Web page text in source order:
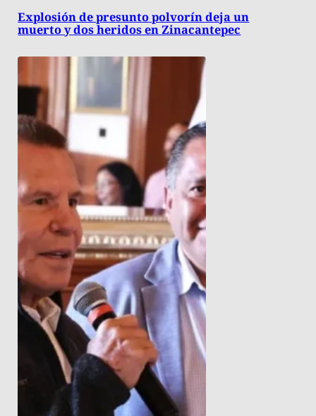
Explosión de presunto polvorín deja un
muerto y dos heridos en Zinacantepec